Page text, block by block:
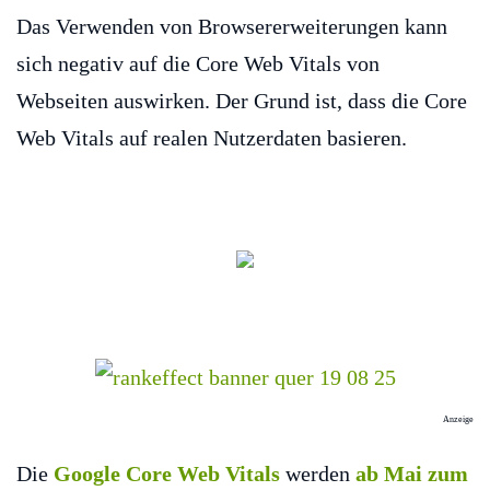
Das Verwenden von Browsererweiterungen kann
sich negativ auf die Core Web Vitals von
Webseiten auswirken. Der Grund ist, dass die Core
Web Vitals auf realen Nutzerdaten basieren.
Anzeige
Die Google Core Web Vitals werden ab Mai zum